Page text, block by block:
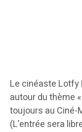
Le cinéaste
autour du thème «
toujours au Ciné-
(L’entrée sera